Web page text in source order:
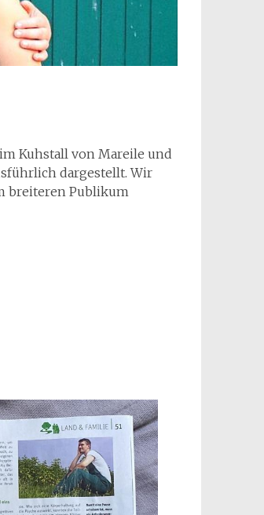
Kuhstall von Mareile und
dargestellt. Wir
breiteren Publikum